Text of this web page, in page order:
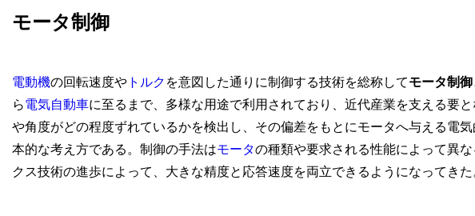
モータ制御
電動機の回転速度やトルク を意図した通りに制御する技術を総称してモータ制御
ら電気自動車に至るまで、多様な用途で利用されており、近代産業を支える要
や角度がどの程度ずれているかを検出し、その偏差をもとにモータへ与える電
本的な考え方である。制御の手法はモータの種類や要求される性能によって異
クス技術の進歩によって、大きな精度と応答速度を両立できるようになってきた